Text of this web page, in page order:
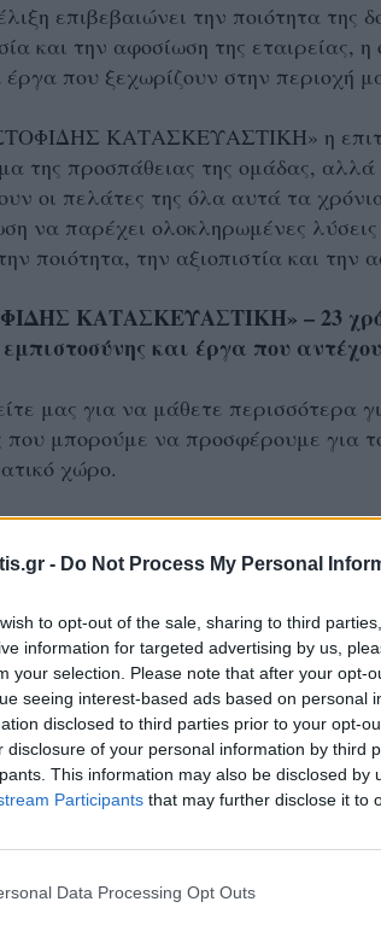
- Do Not Process My Personal
to opt-out of the sale, sharing to third
information for targeted advertising by us,
your selection. Please note that after your opt-
seeing interest-based ads based on personal
disclosed to third parties prior to your opt-
disclosure of your personal information by third
This information may also be disclosed by
Participants that may further disclose it to
Data Processing Opt Outs
επιβεβαιώνει την ποιότητα της
και την αφοσίωση της εταιρείας, η
έργα που ξεχωρίζουν στην περιοχή
ΚΑΤΑΣΚΕΥΑΣΤΙΚΗ» η
της προσπάθειας της ομάδας, αλλά
οι πελάτες της όλα αυτά τα
να παρέχει ολοκληρωμένες
ποιότητα, την αξιοπιστία και την
ΚΑΤΑΣΚΕΥΑΣΤΙΚΗ» – 23
εμπιστοσύνης και έργα που
μας για να μάθετε περισσότερα
που μπορούμε να προσφέρουμε για
χώρο.
ΠΙΣΤΟΦΙΔΗΣ
9581
2, Τ.Κ. 591 32, Βέροια
8522